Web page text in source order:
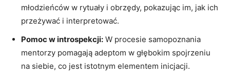
młodzieńców w rytuały i obrzędy, pokazując im, jak ich
przeżywać i interpretować.
Pomoc w introspekcji: W procesie samopoznania
mentorzy pomagają adeptom w głębokim spojrzeniu
na siebie, co jest istotnym elementem inicjacji.